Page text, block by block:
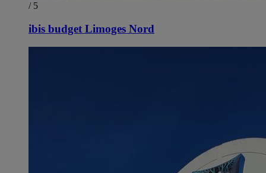
/ 5
ibis budget Limoges Nord